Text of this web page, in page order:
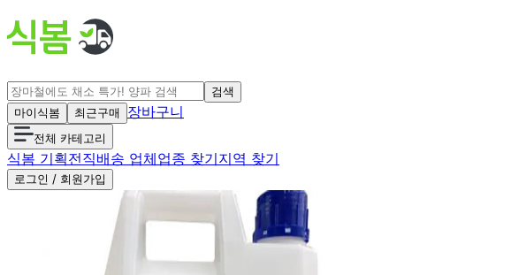
검색
마이식봄
최근구매 장바구니
전체 카테고리
식봄 기획전직배송 업체업종 찾기지역 찾기
로그인 / 회원가입